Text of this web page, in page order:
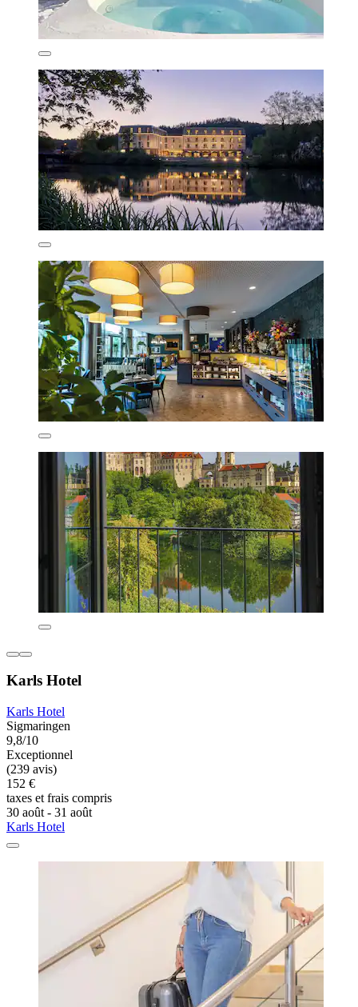
Karls Hotel
Karls Hotel
Sigmaringen
9,8/10
Exceptionnel
(239 avis)
152 €
taxes et frais compris
30 août - 31 août
Karls Hotel